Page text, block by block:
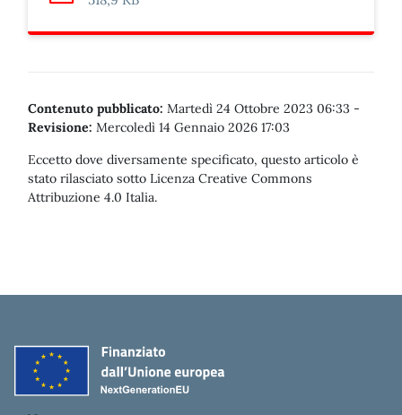
Contenuto pubblicato: Martedì 24 Ottobre 2023 06:33 -
Revisione: Mercoledì 14 Gennaio 2026 17:03
Eccetto dove diversamente specificato, questo articolo è
stato rilasciato sotto Licenza Creative Commons
Attribuzione 4.0 Italia.